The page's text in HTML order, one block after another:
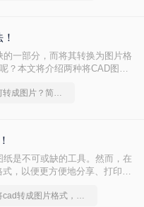
一部分，而将其转换为图片格
？本文将介绍两种将CAD图纸
cad格式如何转成图片？简单高效的恢复方法
是不可或缺的工具。然而，在
，以便更方便地分享、打印或
如何将cad转成图片格式，实用的方法来了